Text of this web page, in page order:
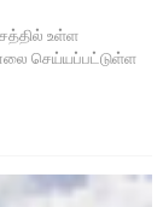
உள்ள
செய்யப்பட்டுள்ள